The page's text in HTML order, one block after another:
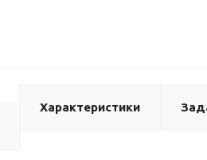
Характеристики